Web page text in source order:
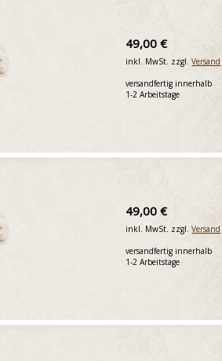
49,00 €
inkl. MwSt. zzgl.Versand
versandfertig innerhalb
1-2 Arbeitstage
49,00 €
inkl. MwSt. zzgl.Versand
versandfertig innerhalb
1-2 Arbeitstage